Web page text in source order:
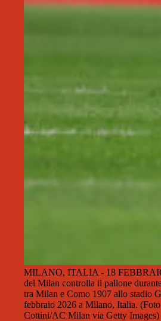
MILANO, ITALIA - 18
del Milan controlla il pallone
tra Milan e Como 1907 allo stadio
febbraio 2026 a Milano, Italia.
Cottini/AC Milan via Getty Images)